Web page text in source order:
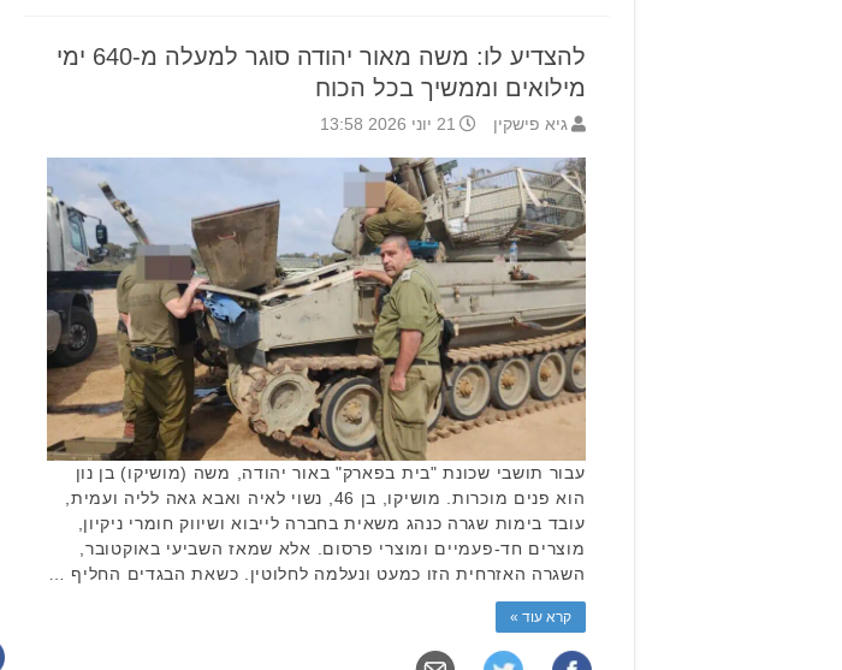
להצדיע לו: משה מאור יהודה סוגר למעלה מ-640 ימי
מילואים וממשיך בכל הכוח
גיא פישקין 21 יוני 2026 13:58
עבור תושבי שכונת "בית בפארק" באור יהודה, משה (מושיקו) בן נון
הוא פנים מוכרות. מושיקו, בן 46, נשוי לאיה ואבא גאה לליה ועמית,
עובד בימות שגרה כנהג משאית בחברה לייבוא ושיווק חומרי ניקיון,
מוצרים חד-פעמיים ומוצרי פרסום. אלא שמאז השביעי באוקטובר,
השגרה האזרחית הזו כמעט ונעלמה לחלוטין. כשאת הבגדים החליף …
קרא עוד »